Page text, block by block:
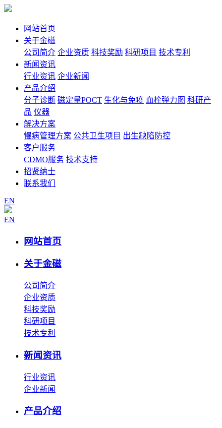
网站首页
关于金磁
公司简介 企业资质 科技奖励 科研项目 技术专利
新闻资讯
行业资讯 企业新闻
产品介绍
分子诊断 磁定量POCT 生化与免疫 血栓弹力图 科研产
品 仪器
解决方案
慢病管理方案 公共卫生项目 出生缺陷防控
客户服务
CDMO服务 技术支持
招贤纳士
联系我们
EN
EN
网站首页
关于金磁
公司简介
企业资质
科技奖励
科研项目
技术专利
新闻资讯
行业资讯
企业新闻
产品介绍